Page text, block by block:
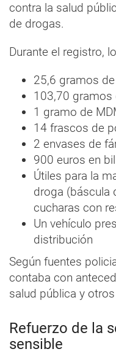
contra la salud
de drogas.
Durante el registro,
25,6 gramos
103,70 gramos
1 gramo de
14 frascos de
2 envases de
900 euros en
Útiles para la
droga (báscula
cucharas con
Un vehículo
distribución
Según fuentes
contaba con
salud pública y
Refuerzo de la
sensible